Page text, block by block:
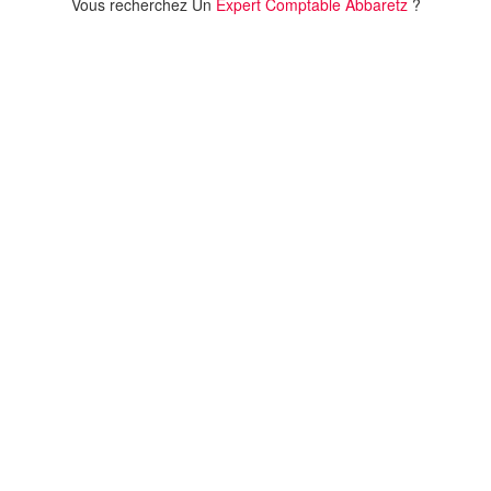
Vous recherchez Un Expert Comptable Abbaretz ?